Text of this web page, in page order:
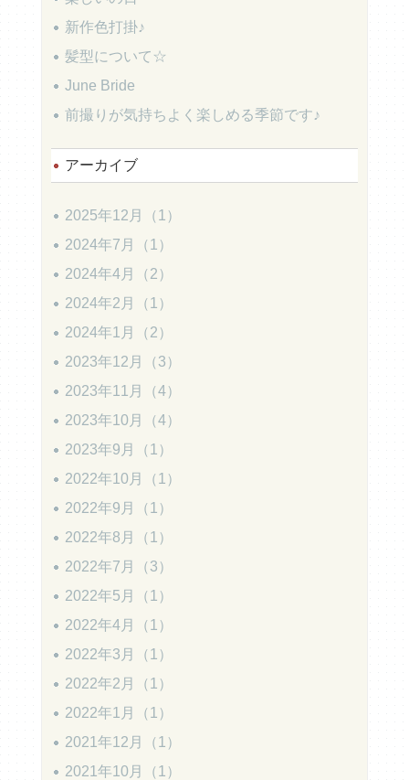
新作色打掛♪
髪型について☆
June Bride
前撮りが気持ちよく楽しめる季節です♪
アーカイブ
2025年12月（1）
2024年7月（1）
2024年4月（2）
2024年2月（1）
2024年1月（2）
2023年12月（3）
2023年11月（4）
2023年10月（4）
2023年9月（1）
2022年10月（1）
2022年9月（1）
2022年8月（1）
2022年7月（3）
2022年5月（1）
2022年4月（1）
2022年3月（1）
2022年2月（1）
2022年1月（1）
2021年12月（1）
2021年10月（1）